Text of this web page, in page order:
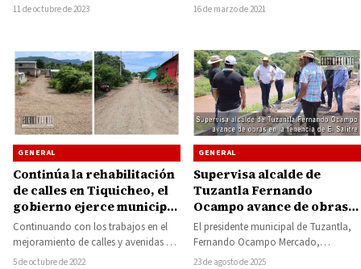
encabezó la entrega de material a
11 de octubre de 2023
económicas por la pandemia del
16 de marzo de 2021
GENERAL
Continúa la rehabilitación
de calles en Tiquicheo, el
gobierno ejerce municipal
recursos propios
Continuando con los trabajos en el
mejoramiento de calles y avenidas de
la cabecera municipal de Tiquicheo,
5 de octubre de 2022
GENERAL
Supervisa alcalde de
Tuzantla Fernando
Ocampo avance de obras
en la tenencia de El Salitre
El presidente municipal de Tuzantla,
Fernando Ocampo Mercado,
acompañado por integrantes del
23 de agosto de 2025